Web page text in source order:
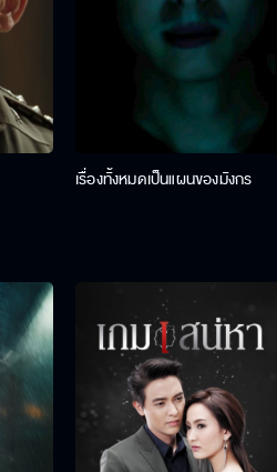
เรื่องทั้งหมดเป็นแผนของมังกร